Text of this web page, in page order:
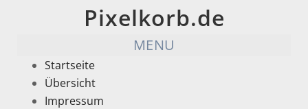
Pixelkorb.de
MENU
Startseite
Übersicht
Impressum